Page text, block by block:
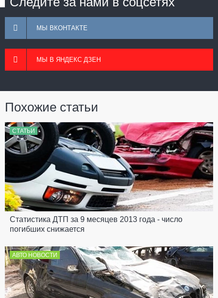
МЫ ВКОНТАКТЕ
МЫ В ЯНДЕКС ДЗЕН
Похожие статьи
СТАТЬИ
Статистика ДТП за 9 месяцев 2013 года - число
погибших снижается
АВТО НОВОСТИ